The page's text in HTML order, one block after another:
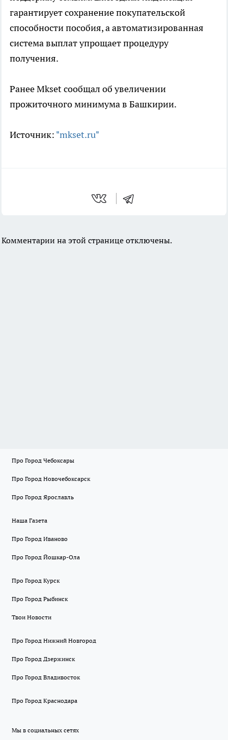
гарантирует сохранение покупательской
способности пособия, а автоматизированная
система выплат упрощает процедуру
получения.
Ранее Mkset сообщал об увеличении
прожиточного минимума в Башкирии.
Источник: "mkset.ru"
Комментарии на этой странице отключены.
Про Город Чебоксары
Про Город Новочебоксарск
Про Город Ярославль
Наша Газета
Про Город Иваново
Про Город Йошкар-Ола
Про Город Курск
Про Город Рыбинск
Твои Новости
Про Город Нижний Новгород
Про Город Дзержинск
Про Город Владивосток
Про Город Краснодара
Мы в социальных сетях